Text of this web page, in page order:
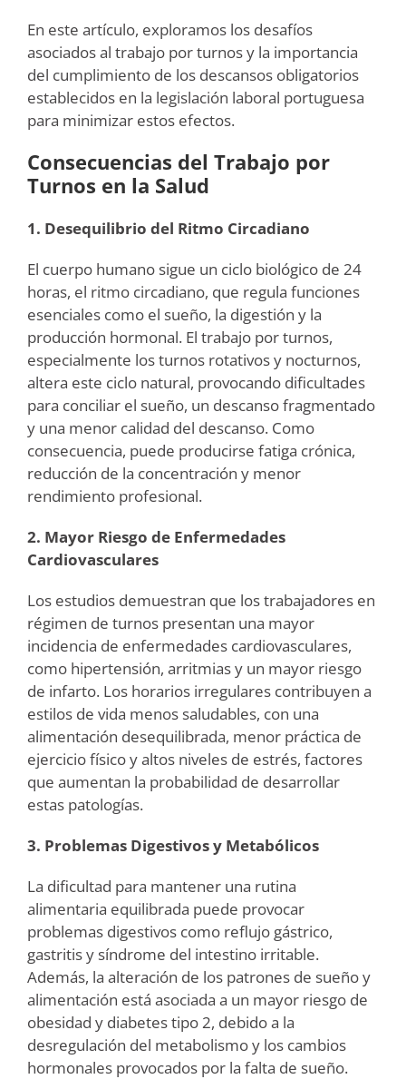
En este artículo, exploramos los desafíos
asociados al trabajo por turnos y la importancia
del cumplimiento de los descansos obligatorios
establecidos en la legislación laboral portuguesa
para minimizar estos efectos.
Consecuencias del Trabajo por
Turnos en la Salud
1. Desequilibrio del Ritmo Circadiano
El cuerpo humano sigue un ciclo biológico de 24
horas, el ritmo circadiano, que regula funciones
esenciales como el sueño, la digestión y la
producción hormonal. El trabajo por turnos,
especialmente los turnos rotativos y nocturnos,
altera este ciclo natural, provocando dificultades
para conciliar el sueño, un descanso fragmentado
y una menor calidad del descanso. Como
consecuencia, puede producirse fatiga crónica,
reducción de la concentración y menor
rendimiento profesional.
2. Mayor Riesgo de Enfermedades
Cardiovasculares
Los estudios demuestran que los trabajadores en
régimen de turnos presentan una mayor
incidencia de enfermedades cardiovasculares,
como hipertensión, arritmias y un mayor riesgo
de infarto. Los horarios irregulares contribuyen a
estilos de vida menos saludables, con una
alimentación desequilibrada, menor práctica de
ejercicio físico y altos niveles de estrés, factores
que aumentan la probabilidad de desarrollar
estas patologías.
3. Problemas Digestivos y Metabólicos
La dificultad para mantener una rutina
alimentaria equilibrada puede provocar
problemas digestivos como reflujo gástrico,
gastritis y síndrome del intestino irritable.
Además, la alteración de los patrones de sueño y
alimentación está asociada a un mayor riesgo de
obesidad y diabetes tipo 2, debido a la
desregulación del metabolismo y los cambios
hormonales provocados por la falta de sueño.